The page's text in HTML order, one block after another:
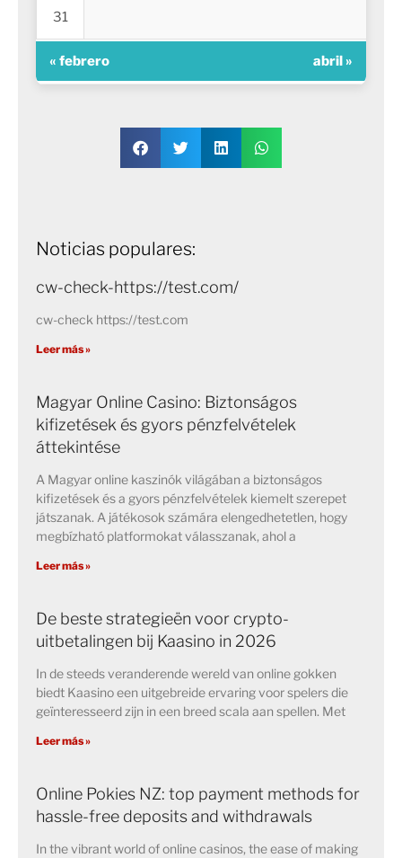
31
« febrero abril »
Noticias populares:
cw-check-https://test.com/
cw-check https://test.com
Leer más »
Magyar Online Casino: Biztonságos
kifizetések és gyors pénzfelvételek
áttekintése
A Magyar online kaszinók világában a biztonságos
kifizetések és a gyors pénzfelvételek kiemelt szerepet
játszanak. A játékosok számára elengedhetetlen, hogy
megbízható platformokat válasszanak, ahol a
Leer más »
De beste strategieën voor crypto-
uitbetalingen bij Kaasino in 2026
In de steeds veranderende wereld van online gokken
biedt Kaasino een uitgebreide ervaring voor spelers die
geïnteresseerd zijn in een breed scala aan spellen. Met
Leer más »
Online Pokies NZ: top payment methods for
hassle-free deposits and withdrawals
In the vibrant world of online casinos, the ease of making